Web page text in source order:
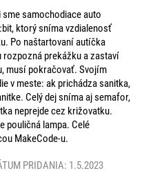
sme samochodiace auto
ktorý sníma vzdialenosť
Po naštartovaní autíčka
prekážku a zastaví
musí pokračovať. Svojím
v meste: ak prichádza sanitka,
Celý dej sníma aj semafor,
neprejde cez križovatku.
pouličná lampa. Celé
MakeCode-u.
PRIDANIA: 1.5.2023